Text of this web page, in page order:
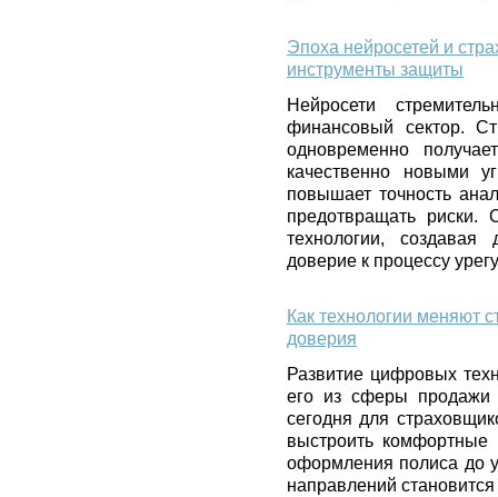
Эпоха нейросетей и
инструменты защиты
Нейросети
финансовый сектор.
одновременно
качественно новыми
повышает точность
предотвращать
технологии,
доверие к процессу
Как технологии меняют
доверия
Развитие цифровых
его из сферы продажи
сегодня для
выстроить
оформления полиса до
направлений